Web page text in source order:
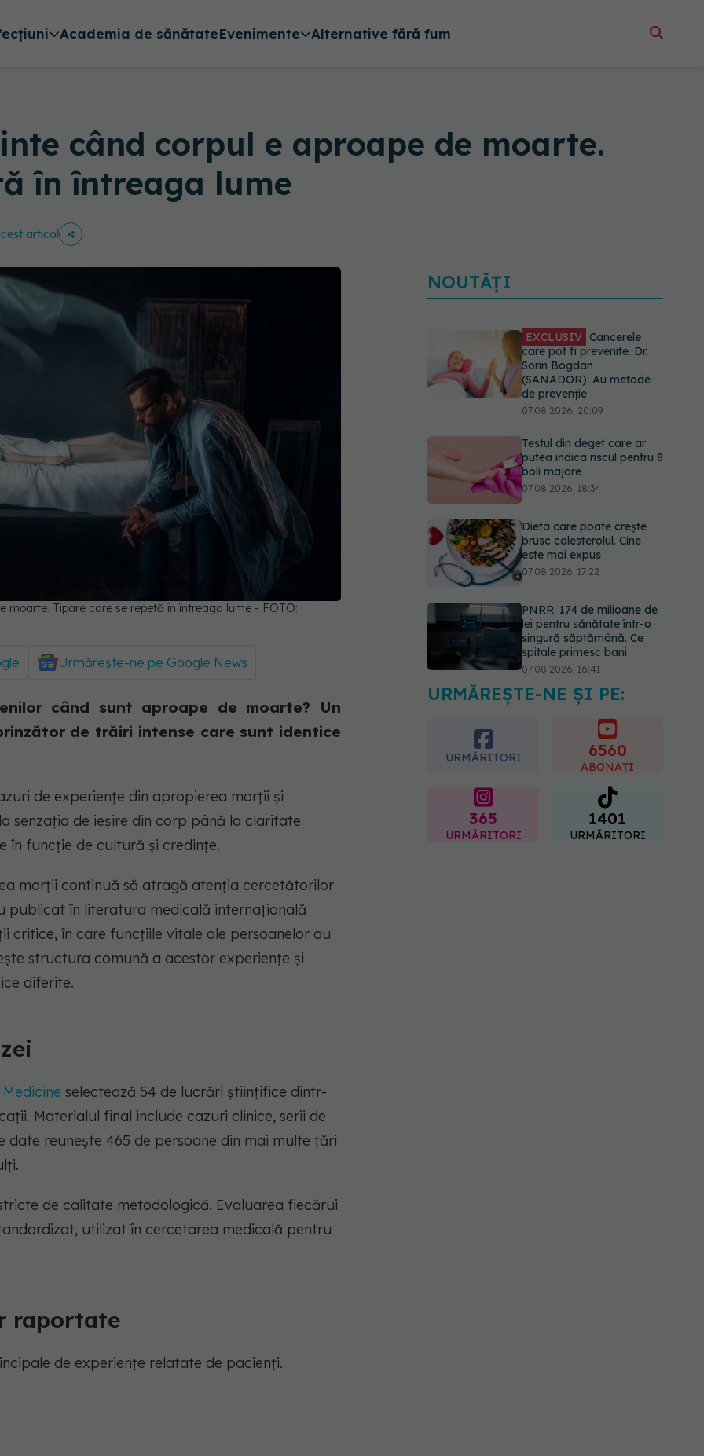
Academia de sănătateEvenimente Alternative fără fum
când corpul e aproape de moarte.
în întreaga lume
articol
moarte. Tipare care se repetă în întreaga lume - FOTO:
Urmărește-ne pe Google News
când sunt aproape de moarte? Un
de trăiri intense care sunt identice
de experiențe din apropierea morții și
senzația de ieșire din corp până la claritate
în funcție de cultură și credințe.
morții continuă să atragă atenția cercetătorilor
publicat în literatura medicală internațională
critice, în care funcțiile vitale ale persoanelor au
structura comună a acestor experiențe și
diferite.
selectează 54 de lucrări științifice dintr-
Materialul final include cazuri clinice, serii de
reunește 465 de persoane din mai multe țări
de calitate metodologică. Evaluarea fiecărui
utilizat în cercetarea medicală pentru
raportate
de experiențe relatate de pacienți.
NOUTĂȚI
EXCLUSIV Cancerele
care pot fi prevenite. Dr.
Sorin Bogdan
(SANADOR): Au metode
de prevenție
07.08.2026, 20:09
Testul din deget care ar
putea indica riscul pentru 8
boli majore
07.08.2026, 18:34
Dieta care poate crește
brusc colesterolul. Cine
este mai expus
07.08.2026, 17:22
PNRR: 174 de milioane de
lei pentru sănătate într-o
singură săptămână. Ce
spitale primesc bani
07.08.2026, 16:41
Ce spune culoarea ta
preferată despre vârsta
pe care o ai. Care este
"codul cromatic" al
URMĂREȘTE-NE ȘI PE:
URMĂRITORI 6560
ABONAȚI
365
URMĂRITORI
1401
URMĂRITORI